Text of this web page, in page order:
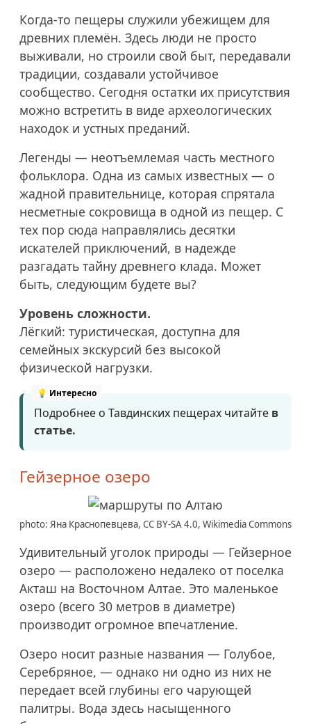
Когда-то пещеры служили убежищем для
древних племён. Здесь люди не просто
выживали, но строили свой быт, передавали
традиции, создавали устойчивое
сообщество. Сегодня остатки их присутствия
можно встретить в виде археологических
находок и устных преданий.
Легенды — неотъемлемая часть местного
фольклора. Одна из самых известных — о
жадной правительнице, которая спрятала
несметные сокровища в одной из пещер. С
тех пор сюда направлялись десятки
искателей приключений, в надежде
разгадать тайну древнего клада. Может
быть, следующим будете вы?
Уровень сложности.
Лёгкий: туристическая, доступна для
семейных экскурсий без высокой
физической нагрузки.
Подробнее о Тавдинских пещерах читайте в
статье.
Гейзерное озеро
photo: Яна Краснопевцева, CC BY-SA 4.0, Wikimedia Commons
Удивительный уголок природы — Гейзерное
озеро — расположено недалеко от поселка
Акташ на Восточном Алтае. Это маленькое
озеро (всего 30 метров в диаметре)
производит огромное впечатление.
Озеро носит разные названия — Голубое,
Серебряное, — однако ни одно из них не
передает всей глубины его чарующей
палитры. Вода здесь насыщенного